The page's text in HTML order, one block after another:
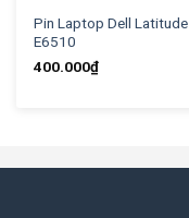
Pin Laptop Dell Latitude
E6510
400.000₫